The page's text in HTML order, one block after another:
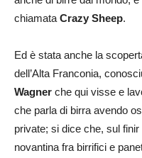
chiamata Crazy Sheep.
Ed è stata anche la
dell’Alta Franconia,
Wagner che qui visse e
che parla di birra avendo
private; si dice che, sul
novantina fra birrifici e